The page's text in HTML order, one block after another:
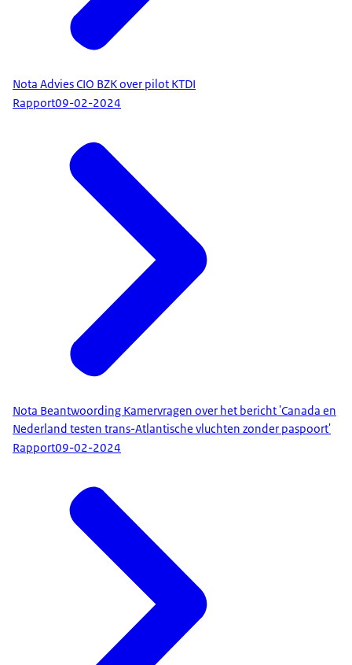
Nota Advies CIO BZK over pilot KTDI
Rapport09-02-2024
Nota Beantwoording Kamervragen over het bericht 'Canada en
Nederland testen trans-Atlantische vluchten zonder paspoort'
Rapport09-02-2024